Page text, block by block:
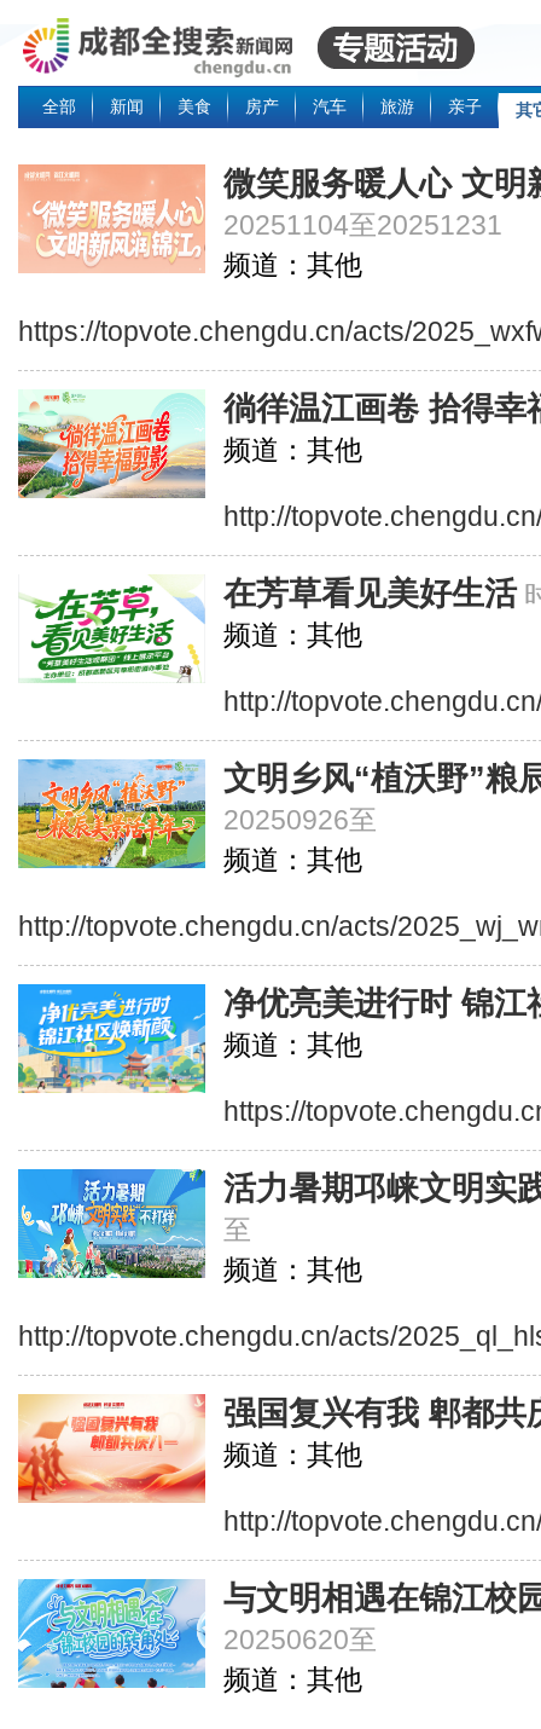
全部 新闻 美食 房产 汽车 旅游 亲子 其
微笑服务暖人心 文明
20251104至20251231
频道：其他
https://topvote.chengdu.cn/acts/
徜徉温江画卷 拾得幸
频道：其他
http://
在芳草看见美好生活
频道：其他
http://
文明乡风“植沃野”粮
20250926至
频道：其他
http://topvote.chengdu.cn/acts/
净优亮美进行时 锦江
频道：其他
https://
活力暑期邛崃文明实
至
频道：其他
http://topvote.chengdu.cn/acts/
强国复兴有我 郫都共
频道：其他
http://
与文明相遇在锦江校
20250620至
频道：其他